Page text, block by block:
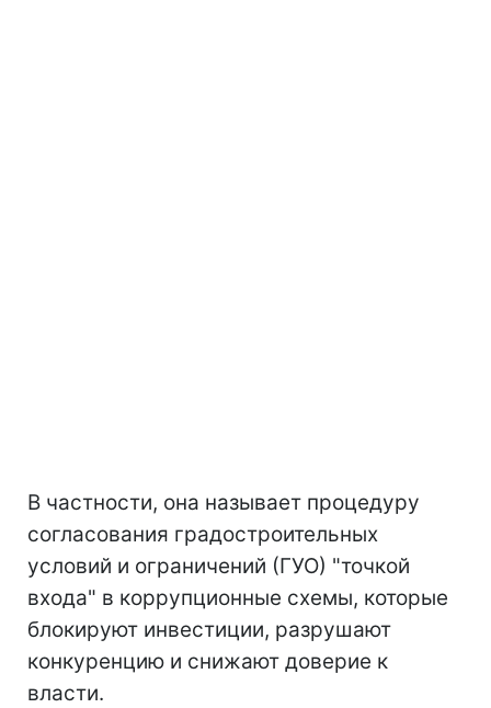
В частности, она называет процедуру
согласования градостроительных
условий и ограничений (ГУО) "точкой
входа" в коррупционные схемы, которые
блокируют инвестиции, разрушают
конкуренцию и снижают доверие к
власти.